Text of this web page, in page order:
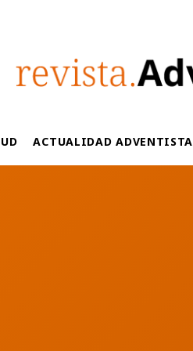
ACTUALIDAD ADVENTISTA